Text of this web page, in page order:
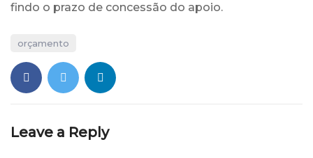
findo o prazo de concessão do apoio.
orçamento
Leave a Reply